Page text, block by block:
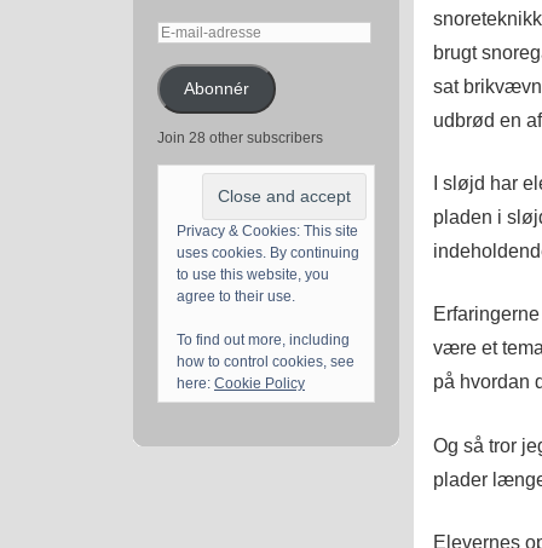
E-
adresseAbonnér
Join 28 other subscribers
Privacy & Cookies: This site
uses cookies. By continuing
to use this website, you
agree to their use.
To find out more, including
how to control cookies, see
here: Cookie Policy
brugt
sat
udbrød en
I sløjd har
pladen i
være et
på hvordan
Og så tror
plader
Elevernes